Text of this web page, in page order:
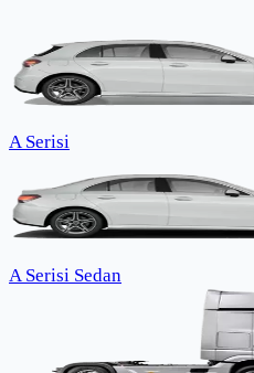
A Serisi
A Serisi Sedan